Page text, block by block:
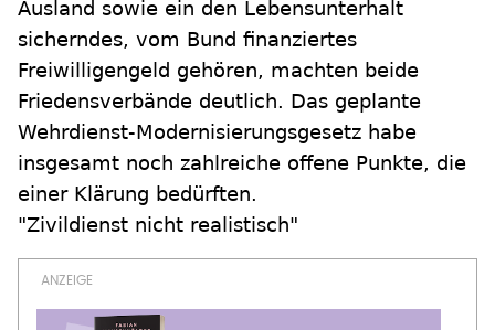
Ausland sowie ein den Lebensunterhalt
sicherndes, vom Bund finanziertes
Freiwilligengeld gehören, machten beide
Friedensverbände deutlich. Das geplante
Wehrdienst-Modernisierungsgesetz habe
insgesamt noch zahlreiche offene Punkte, die
einer Klärung bedürften.
"Zivildienst nicht realistisch"